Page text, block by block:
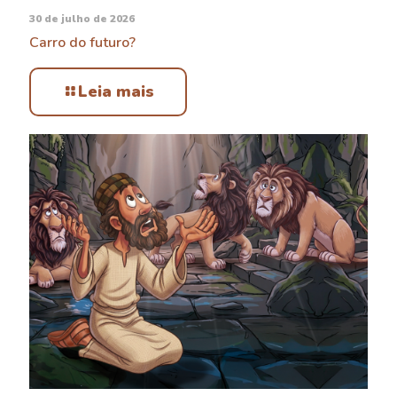
30 de julho de 2026
Carro do futuro?
Leia mais